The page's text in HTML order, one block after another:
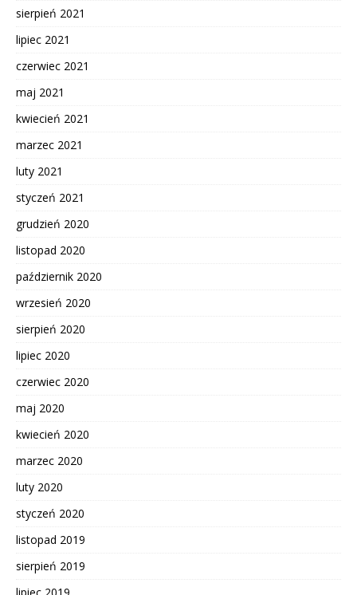
sierpień 2021
lipiec 2021
czerwiec 2021
maj 2021
kwiecień 2021
marzec 2021
luty 2021
styczeń 2021
grudzień 2020
listopad 2020
październik 2020
wrzesień 2020
sierpień 2020
lipiec 2020
czerwiec 2020
maj 2020
kwiecień 2020
marzec 2020
luty 2020
styczeń 2020
listopad 2019
sierpień 2019